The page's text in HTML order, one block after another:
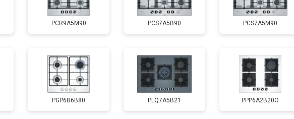
PCR9A5M90 PCS7A5B90 PCS7A5M90
PGP6B6B80 PLQ7A5B21 PPP6A2B20O